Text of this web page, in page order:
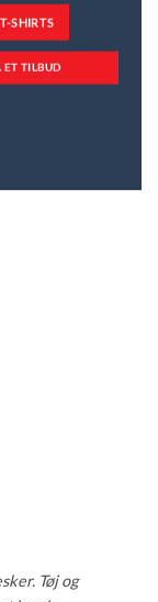
SHIRTS
ET TILBUD
Tøj og